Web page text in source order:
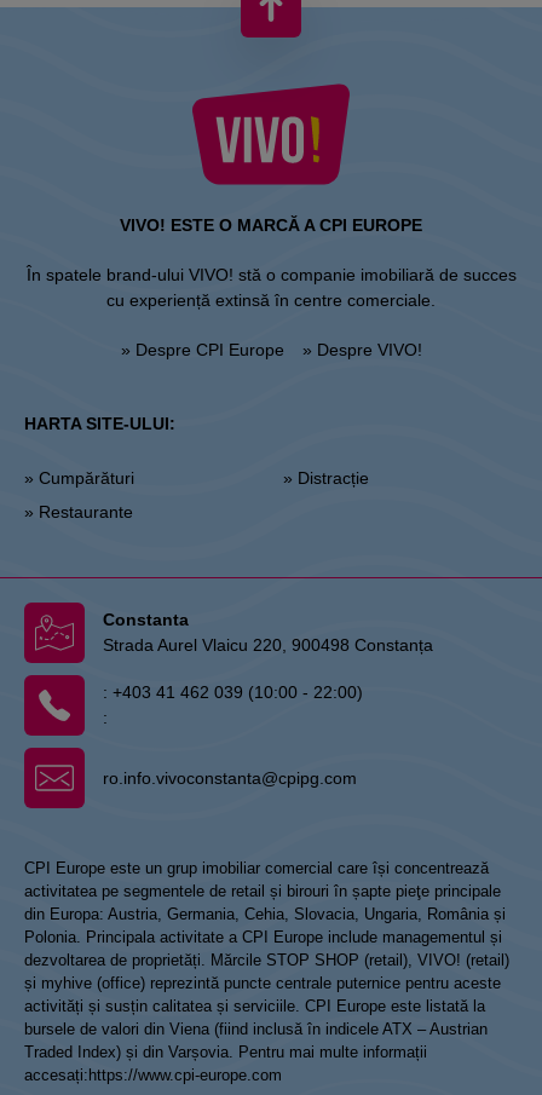
VIVO! ESTE O MARCĂ A CPI EUROPE
În spatele brand-ului VIVO! stă o companie imobiliară de succes
cu experiență extinsă în centre comerciale.
» Despre CPI Europe » Despre VIVO!
HARTA SITE-ULUI:
» Cumpărături
» Restaurante
» Distracție
Constanta
Strada Aurel Vlaicu 220, 900498 Constanța
: +403 41 462 039 (10:00 - 22:00)
:
ro.info.vivoconstanta@cpipg.com
CPI Europe este un grup imobiliar comercial care își concentrează
activitatea pe segmentele de retail și birouri în șapte pieţe principale
din Europa: Austria, Germania, Cehia, Slovacia, Ungaria, România și
Polonia. Principala activitate a CPI Europe include managementul și
dezvoltarea de proprietăți. Mărcile STOP SHOP (retail), VIVO! (retail)
și myhive (office) reprezintă puncte centrale puternice pentru aceste
activități și susțin calitatea și serviciile. CPI Europe este listată la
bursele de valori din Viena (fiind inclusă în indicele ATX – Austrian
Traded Index) și din Varșovia. Pentru mai multe informații
accesați: https://www.cpi-europe.com